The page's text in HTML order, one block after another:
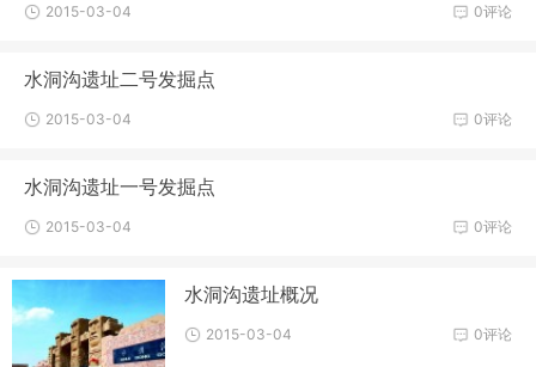
0评论
2015-03-04
水洞沟遗址二号发掘点
0评论
2015-03-04
水洞沟遗址一号发掘点
0评论
2015-03-04
水洞沟遗址概况
0评论
2015-03-04